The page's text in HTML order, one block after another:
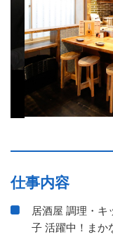
仕事内容
居酒屋 調理・キ
子 活躍中！まか